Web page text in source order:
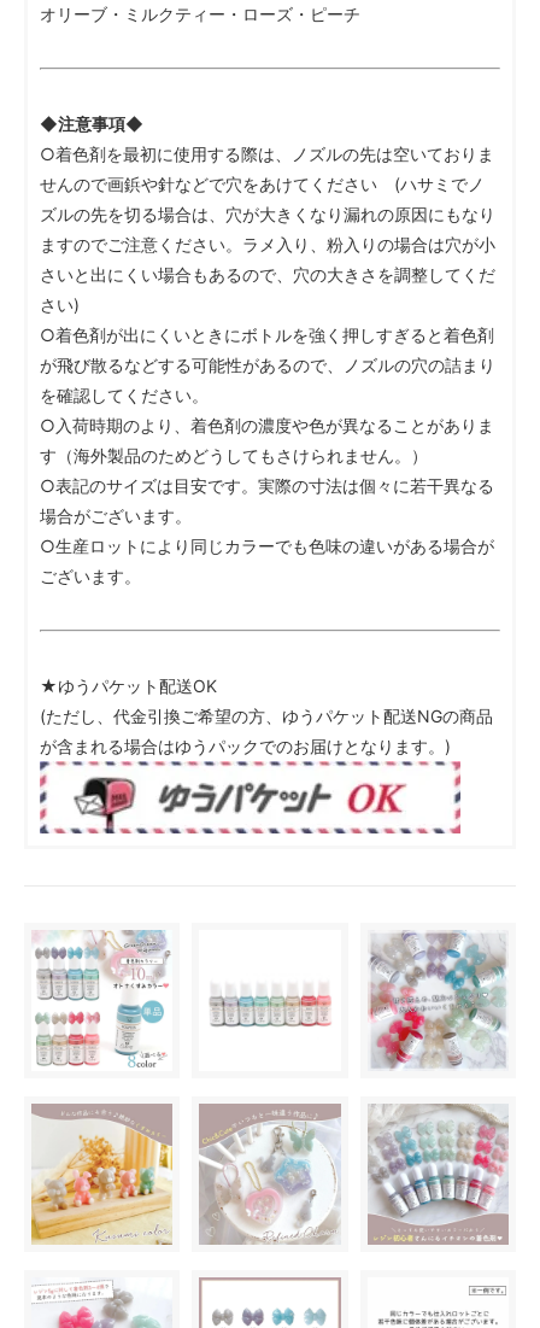
オリーブ・ミルクティー・ローズ・ピーチ
◆注意事項◆
○着色剤を最初に使用する際は、ノズルの先は空いておりま
せんので画鋲や針などで穴をあけてください (ハサミでノ
ズルの先を切る場合は、穴が大きくなり漏れの原因にもなり
ますのでご注意ください。ラメ入り、粉入りの場合は穴が小
さいと出にくい場合もあるので、穴の大きさを調整してくだ
さい)
○着色剤が出にくいときにボトルを強く押しすぎると着色剤
が飛び散るなどする可能性があるので、ノズルの穴の詰まり
を確認してください。
○入荷時期のより、着色剤の濃度や色が異なることがありま
す（海外製品のためどうしてもさけられません。）
○表記のサイズは目安です。実際の寸法は個々に若干異なる
場合がございます。
○生産ロットにより同じカラーでも色味の違いがある場合が
ございます。
★ゆうパケット配送OK
(ただし、代金引換ご希望の方、ゆうパケット配送NGの商品
が含まれる場合はゆうパックでのお届けとなります。)